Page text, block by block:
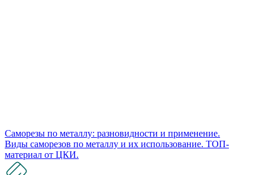
Саморезы по металлу: разновидности и применение.
Виды саморезов по металлу и их использование. ​​​​​​​ТОП-
материал от ЦКИ.